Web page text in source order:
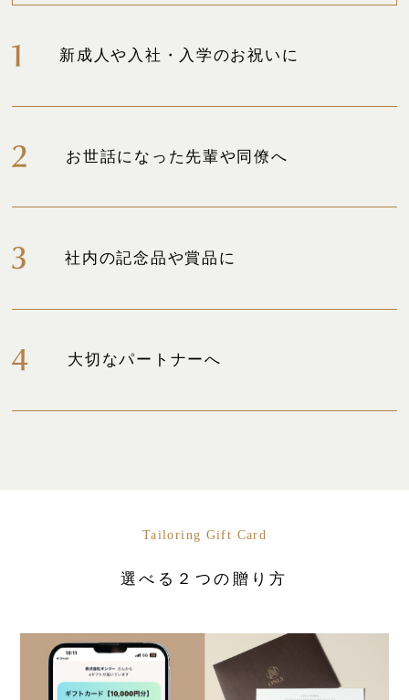
新成人や入社・入学のお祝いに
お世話になった先輩や同僚へ
社内の記念品や賞品に
大切なパートナーへ
Tailoring Gift Card
選べる２つの贈り方